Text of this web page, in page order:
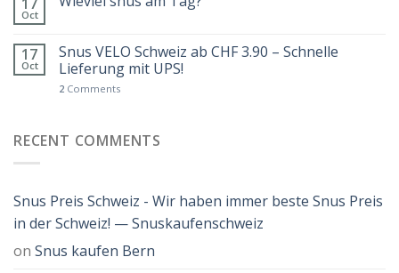
Oct
17
Oct
Snus VELO Schweiz ab CHF 3.90 – Schnelle
Lieferung mit UPS!
2 Comments
RECENT COMMENTS
Snus Preis Schweiz - Wir haben immer beste Snus Preis
in der Schweiz! — Snuskaufenschweiz
on Snus kaufen Bern